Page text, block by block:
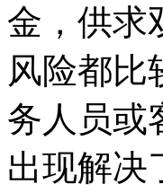
金，供求
风险都比
务人员或
出现解决